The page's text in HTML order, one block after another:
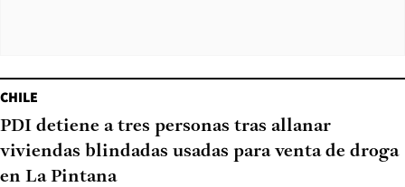
CHILE
PDI detiene a tres personas tras allanar
viviendas blindadas usadas para venta de droga
en La Pintana